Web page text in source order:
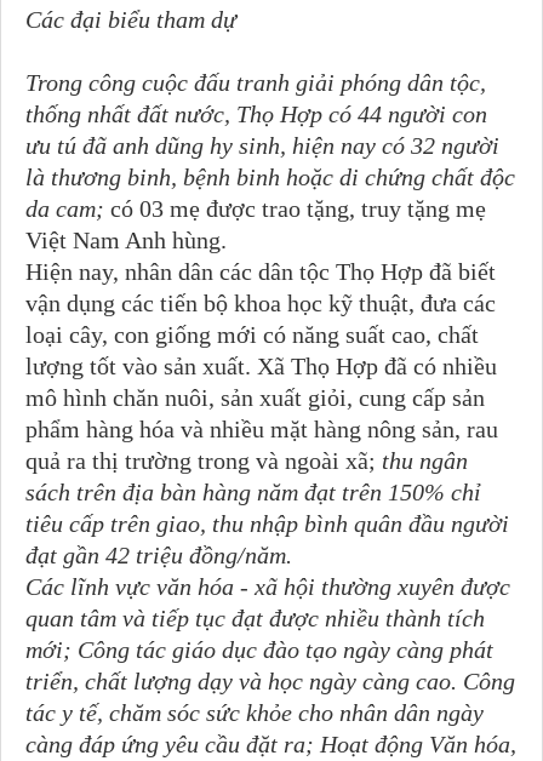
Các đại biểu tham dự
Trong công cuộc đấu tranh giải phóng dân tộc,
thống nhất đất nước, Thọ Hợp có 44 người con
ưu tú đã anh dũng hy sinh, hiện nay có 32 người
là thương binh, bệnh binh hoặc di chứng chất độc
da cam; có 03 mẹ được trao tặng, truy tặng mẹ
Việt Nam Anh hùng.
Hiện nay, nhân dân các dân tộc Thọ Hợp đã biết
vận dụng các tiến bộ khoa học kỹ thuật, đưa các
loại cây, con giống mới có năng suất cao, chất
lượng tốt vào sản xuất. Xã Thọ Hợp đã có nhiều
mô hình chăn nuôi, sản xuất giỏi, cung cấp sản
phẩm hàng hóa và nhiều mặt hàng nông sản, rau
quả ra thị trường trong và ngoài xã; thu ngân
sách trên địa bàn hàng năm đạt trên 150% chỉ
tiêu cấp trên giao, thu nhập bình quân đầu người
đạt gần 42 triệu đồng/năm.
Các lĩnh vực văn hóa - xã hội thường xuyên được
quan tâm và tiếp tục đạt được nhiều thành tích
mới; Công tác giáo dục đào tạo ngày càng phát
triển, chất lượng dạy và học ngày càng cao. Công
tác y tế, chăm sóc sức khỏe cho nhân dân ngày
càng đáp ứng yêu cầu đặt ra; Hoạt động Văn hóa,